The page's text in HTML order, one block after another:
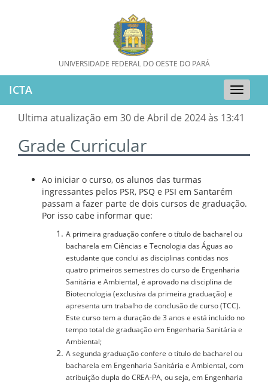
UNIVERSIDADE FEDERAL DO OESTE DO PARÁ
Toggle
ICTA
Ultima atualização em 30 de Abril de 2024 às 13:41
Grade Curricular
Ao iniciar o curso, os alunos das turmas
ingressantes pelos PSR, PSQ e PSI em Santarém
passam a fazer parte de dois cursos de graduação.
Por isso cabe informar que:
A primeira graduação confere o título de bacharel ou
bacharela em Ciências e Tecnologia das Águas ao
estudante que conclui as disciplinas contidas nos
quatro primeiros semestres do curso de Engenharia
Sanitária e Ambiental, é aprovado na disciplina de
Biotecnologia (exclusiva da primeira graduação) e
apresenta um trabalho de conclusão de curso (TCC).
Este curso tem a duração de 3 anos e está incluído no
tempo total de graduação em Engenharia Sanitária e
Ambiental;
A segunda graduação confere o título de bacharel ou
bacharela em Engenharia Sanitária e Ambiental, com
atribuição dupla do CREA-PA, ou seja, em Engenharia